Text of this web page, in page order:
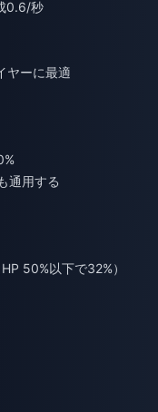
0.6/秒
ヤーに最適
通用する
50%以下で32%）